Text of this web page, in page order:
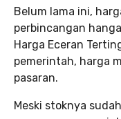
Belum lama ini,
perbincangan
Harga Eceran
pemerintah, harga
pasaran.
Meski stoknya